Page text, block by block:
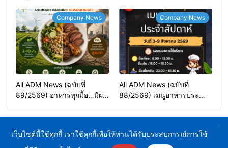
APEX2&3
Company News
All ADM News (ฉบับที่
89/2569) อาหารทุกมื้อ…มีผล
Company News
All ADM News (ฉบับที่
88/2569) เมนูอาหารประจำ
2569
X
เว็บไซต์นี้ใช้คุกกี้ เราใช้คุกกี้เพื่อให้ท่านได้รับประสบการณ์การใช้